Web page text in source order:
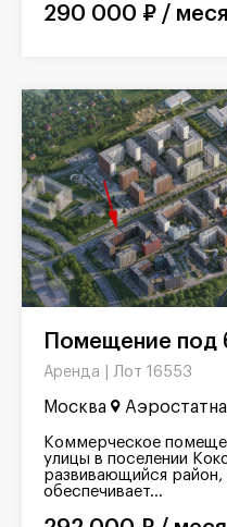
290 000 ₽ /
Помещение под
Аренда | Лот 16553
Москва
Коммерческое
улицы в поселении
развивающийся район,
обеспечивает...